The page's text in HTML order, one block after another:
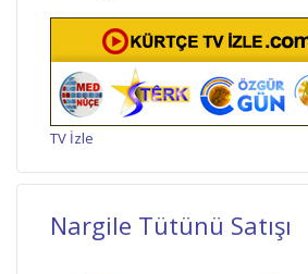
TV İzle
Nargile Tütünü Satışı